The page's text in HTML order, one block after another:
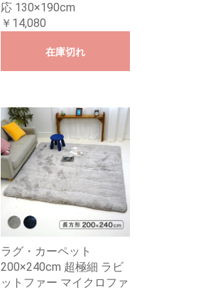
応 130×190cm
￥14,080
在庫切れ
ラグ・カーペット
200×240cm 超極細 ラビ
ットファー マイクロファ